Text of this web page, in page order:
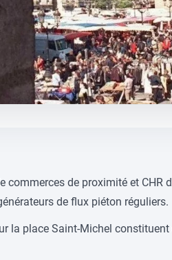
de proximité et CHR
de flux piéton réguliers.
la place Saint-Michel